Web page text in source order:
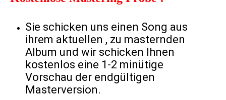
Sie schicken uns einen Song aus
ihrem aktuellen , zu masternden
Album und wir schicken Ihnen
kostenlos eine 1-2 minütige
Vorschau der endgültigen
Masterversion.